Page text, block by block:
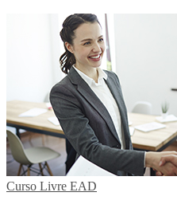
Curso Livre EAD